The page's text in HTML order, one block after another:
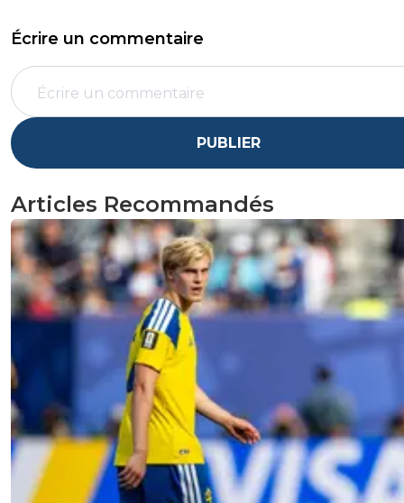
Écrire un commentaire
PUBLIER
Articles Recommandés